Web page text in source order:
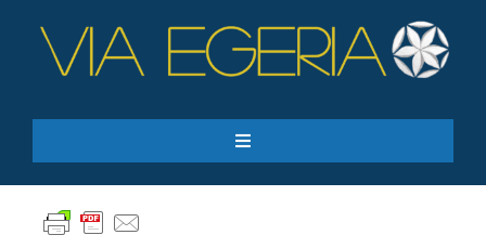
content
Toggle
Recursos
Quiero apoyar